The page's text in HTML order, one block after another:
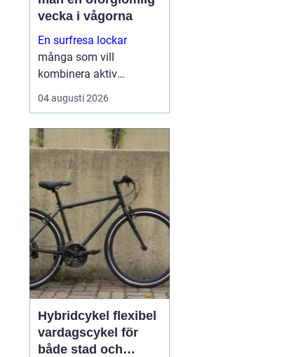
vecka i vågorna
En surfresa lockar
många som vill
kombinera aktiv
semester med hav, natur
och gemenskap.
frisk luft och nya intryck
på samma gång.
Oavsett om personen är
nybörjare eller mer
erfaren ...
04 augusti 2026
Hybridcykel flexibel
vardagscykel för
både stad och